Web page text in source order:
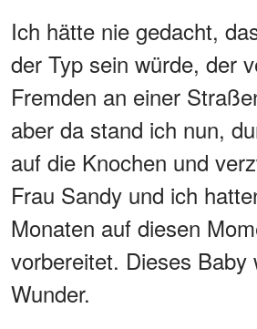
Ich hätte nie gedacht,
der Typ sein würde, der
Fremden an einer
aber da stand ich nun,
auf die Knochen und
Frau Sandy und ich
Monaten auf diesen
vorbereitet. Dieses Baby
Wunder.